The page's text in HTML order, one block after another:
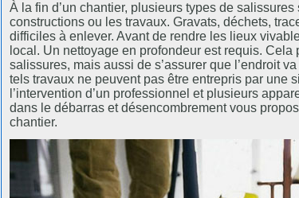
À la fin d’un chantier, plusieurs types de
constructions ou les travaux. Gravats, déchets,
difficiles à enlever. Avant de rendre les lieux
local. Un nettoyage en profondeur est requis.
salissures, mais aussi de s’assurer que l’endroit
tels travaux ne peuvent pas être entrepris par une
l’intervention d’un professionnel et plusieurs
dans le débarras et désencombrement vous
chantier.